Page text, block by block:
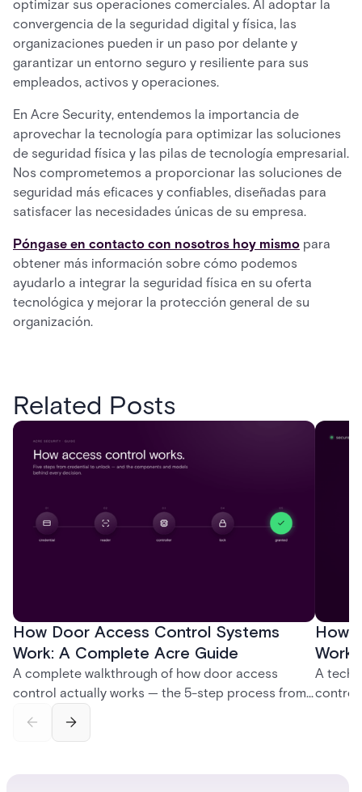
optimizar sus operaciones comerciales. Al adoptar la
convergencia de la seguridad digital y física, las
organizaciones pueden ir un paso por delante y
garantizar un entorno seguro y resiliente para sus
empleados, activos y operaciones.
En Acre Security, entendemos la importancia de
aprovechar la tecnología para optimizar las soluciones
de seguridad física y las pilas de tecnología empresarial.
Nos comprometemos a proporcionar las soluciones de
seguridad más eficaces y confiables, diseñadas para
satisfacer las necesidades únicas de su empresa.
Póngase en contacto con nosotros hoy mismo para
obtener más información sobre cómo podemos
ayudarlo a integrar la seguridad física en su oferta
tecnológica y mejorar la protección general de su
organización.
Related Posts
How Door Access Control Systems
Work: A Complete Acre Guide
A complete walkthrough of how door access
control actually works — the 5-step process from
and software components, and the access control
How
A
control